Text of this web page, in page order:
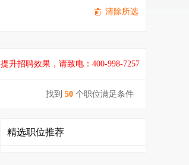
清除所选
提升招聘效果，请致电：400-998-7257
找到 50 个职位满足条件
精选职位推荐